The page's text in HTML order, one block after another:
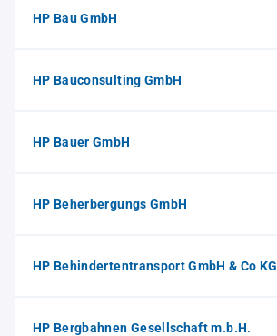
HP Bau GmbH
HP Bauconsulting GmbH
HP Bauer GmbH
HP Beherbergungs GmbH
HP Behindertentransport GmbH & Co KG
HP Bergbahnen Gesellschaft m.b.H.